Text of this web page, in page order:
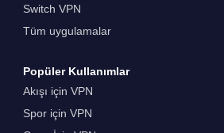
Switch VPN
Tüm uygulamalar
Popüler Kullanımlar
Akışı için VPN
Spor için VPN